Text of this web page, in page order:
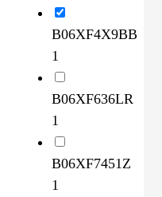
B06XF4X9BB
1
B06XF636LR
1
B06XF7451Z
1